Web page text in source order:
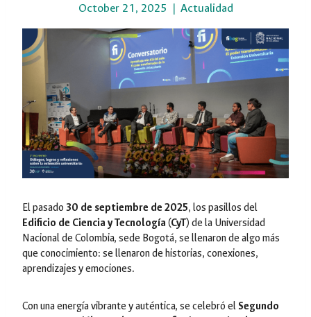
October 21, 2025 Actualidad
El pasado 30 de septiembre de 2025, los pasillos del
Edificio de Ciencia y Tecnología (CyT) de la Universidad
Nacional de Colombia, sede Bogotá, se llenaron de algo más
que conocimiento: se llenaron de historias, conexiones,
aprendizajes y emociones.
Con una energía vibrante y auténtica, se celebró el Segundo